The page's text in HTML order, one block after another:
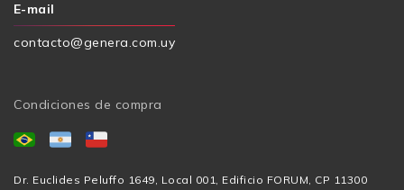
E-mail
contacto@genera.com.uy
Condiciones de compra
Dr. Euclides Peluffo 1649, Local 001, Edificio FORUM, CP 11300